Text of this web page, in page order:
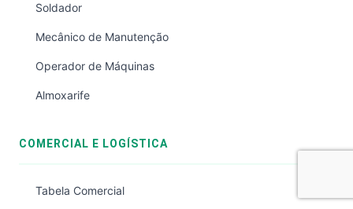
Soldador
Mecânico de Manutenção
Operador de Máquinas
Almoxarife
COMERCIAL E LOGÍSTICA
Tabela Comercial